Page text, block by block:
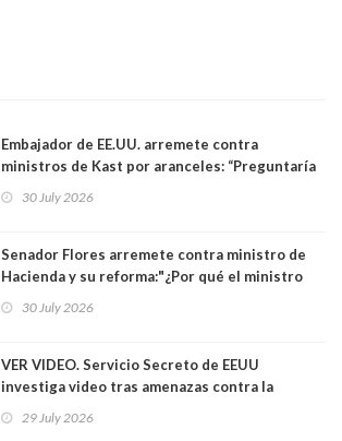
Embajador de EE.UU. arremete contra
ministros de Kast por aranceles: “Preguntaría
Yo diría que no”
30 July 2026
Senador Flores arremete contra ministro de
Hacienda y su reforma:"¿Por qué el ministro
más ricos, pasándole la aplanadora a los
30 July 2026
VER VIDEO. Servicio Secreto de EEUU
investiga video tras amenazas contra la
29 July 2026